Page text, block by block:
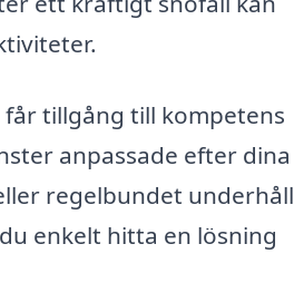
tillgång till kompetens
anpassade efter dina
regelbundet underhåll
enkelt hitta en lösning